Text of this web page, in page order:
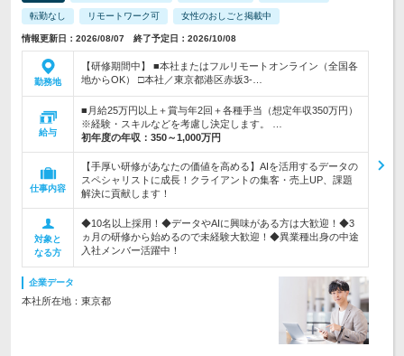
転勤なし リモートワーク可 女性のおしごと掲載中
情報更新日：2026/08/07 終了予定日：2026/10/08
勤務地
【研修期間中】 ■本社またはフルリモートオンライン（全国各
地からOK） □本社／東京都港区赤坂3-…
給与
■月給25万円以上＋賞与年2回＋各種手当（想定年収350万円）
※経験・スキルなどを考慮し決定します。 …
初年度の年収： 350～1,000万円
仕事内容
【手厚い研修があなたの価値を高める】AIを活用するデータの
スペシャリストに成長！クライアントの集客・売上UP、課題
解決に貢献します！
対象と
なる方
◆10名以上採用！◆データやAIに興味がある方は大歓迎！◆3
ヵ月の研修から始めるので未経験大歓迎！◆異業種出身の中途
入社メンバー活躍中！
企業データ
本社所在地：東京都